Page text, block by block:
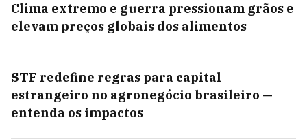
Clima extremo e guerra pressionam grãos e
elevam preços globais dos alimentos
STF redefine regras para capital
estrangeiro no agronegócio brasileiro —
entenda os impactos